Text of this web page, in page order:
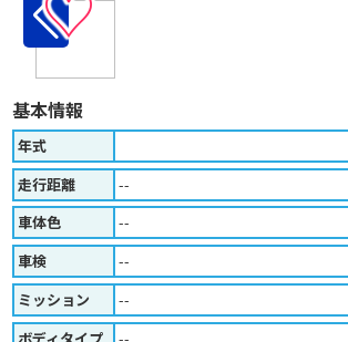
基本情報
年式
走行距離
--
車体色
--
車検
--
ミッション
--